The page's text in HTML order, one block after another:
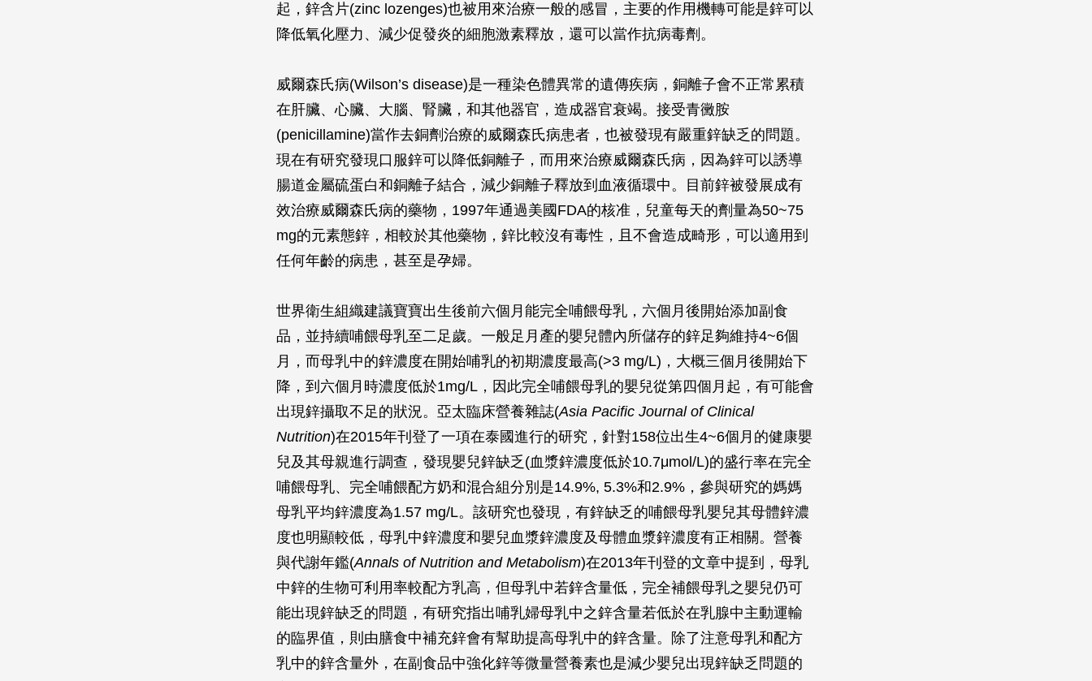
起，鋅含片(zinc lozenges)也被用來治療一般的感冒，主要的作用機轉可能是鋅可以
降低氧化壓力、減少促發炎的細胞激素釋放，還可以當作抗病毒劑。
威爾森氏病(Wilson’s disease)是一種染色體異常的遺傳疾病，銅離子會不正常累積
在肝臟、心臟、大腦、腎臟，和其他器官，造成器官衰竭。接受青黴胺
(penicillamine)當作去銅劑治療的威爾森氏病患者，也被發現有嚴重鋅缺乏的問題。
現在有研究發現口服鋅可以降低銅離子，而用來治療威爾森氏病，因為鋅可以誘導
腸道金屬硫蛋白和銅離子結合，減少銅離子釋放到血液循環中。目前鋅被發展成有
效治療威爾森氏病的藥物，1997年通過美國FDA的核准，兒童每天的劑量為50~75
mg的元素態鋅，相較於其他藥物，鋅比較沒有毒性，且不會造成畸形，可以適用到
任何年齡的病患，甚至是孕婦。
世界衛生組織建議寶寶出生後前六個月能完全哺餵母乳，六個月後開始添加副食
品，並持續哺餵母乳至二足歲。一般足月產的嬰兒體內所儲存的鋅足夠維持4~6個
月，而母乳中的鋅濃度在開始哺乳的初期濃度最高(>3 mg/L)，大概三個月後開始下
降，到六個月時濃度低於1mg/L，因此完全哺餵母乳的嬰兒從第四個月起，有可能會
出現鋅攝取不足的狀況。亞太臨床營養雜誌(Asia Pacific Journal of Clinical
Nutrition)在2015年刊登了一項在泰國進行的研究，針對158位出生4~6個月的健康嬰
兒及其母親進行調查，發現嬰兒鋅缺乏(血漿鋅濃度低於10.7μmol/L)的盛行率在完全
哺餵母乳、完全哺餵配方奶和混合組分別是14.9%, 5.3%和2.9%，參與研究的媽媽
母乳平均鋅濃度為1.57 mg/L。該研究也發現，有鋅缺乏的哺餵母乳嬰兒其母體鋅濃
度也明顯較低，母乳中鋅濃度和嬰兒血漿鋅濃度及母體血漿鋅濃度有正相關。營養
與代謝年鑑(Annals of Nutrition and Metabolism)在2013年刊登的文章中提到，母乳
中鋅的生物可利用率較配方乳高，但母乳中若鋅含量低，完全補餵母乳之嬰兒仍可
能出現鋅缺乏的問題，有研究指出哺乳婦母乳中之鋅含量若低於在乳腺中主動運輸
的臨界值，則由膳食中補充鋅會有幫助提高母乳中的鋅含量。除了注意母乳和配方
乳中的鋅含量外，在副食品中強化鋅等微量營養素也是減少嬰兒出現鋅缺乏問題的